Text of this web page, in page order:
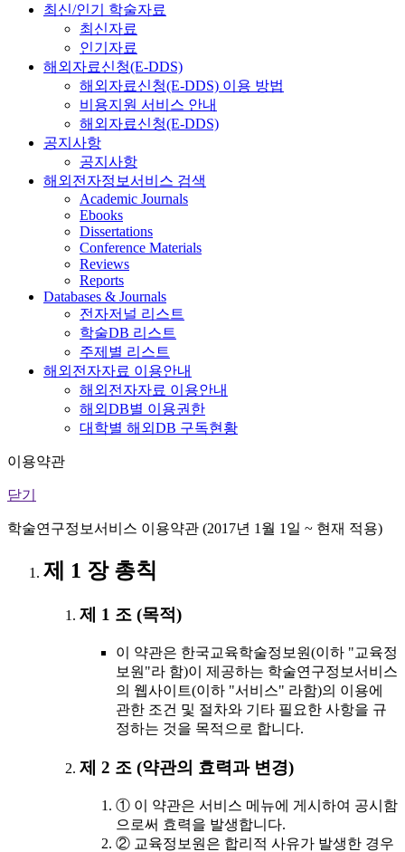
최신/인기 학술자료
최신자료
인기자료
해외자료신청(E-DDS)
해외자료신청(E-DDS) 이용 방법
비용지원 서비스 안내
해외자료신청(E-DDS)
공지사항
공지사항
해외전자정보서비스 검색
Academic Journals
Ebooks
Dissertations
Conference Materials
Reviews
Reports
Databases & Journals
전자저널 리스트
학술DB 리스트
주제별 리스트
해외전자자료 이용안내
해외전자자료 이용안내
해외DB별 이용권한
대학별 해외DB 구독현황
이용약관
닫기
학술연구정보서비스 이용약관 (2017년 1월 1일 ~ 현재 적용)
제 1 장 총칙
제 1 조 (목적)
이 약관은 한국교육학술정보원(이하 "교육정
보원"라 함)이 제공하는 학술연구정보서비스
의 웹사이트(이하 "서비스" 라함)의 이용에
관한 조건 및 절차와 기타 필요한 사항을 규
정하는 것을 목적으로 합니다.
제 2 조 (약관의 효력과 변경)
① 이 약관은 서비스 메뉴에 게시하여 공시함
으로써 효력을 발생합니다.
② 교육정보원은 합리적 사유가 발생한 경우